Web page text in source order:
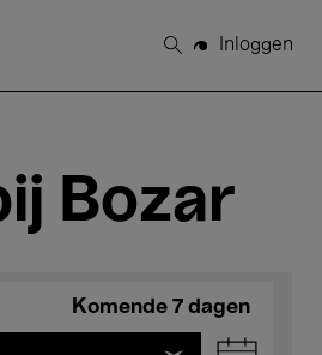
Zoeken
Inloggen
Bozar
Komende 7 dagen